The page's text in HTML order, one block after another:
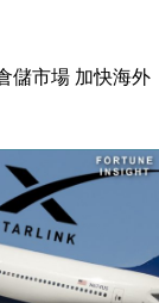
儲市場 加快海外
男子攜槍彈被捕
放慢兼縮減人